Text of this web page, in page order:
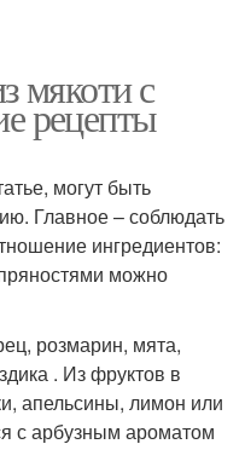
мякоти с
рецепты
могут быть
Главное – соблюдать
ингредиентов:
можно
розмарин, мята,
. Из фруктов в
апельсины, лимон или
с арбузным ароматом